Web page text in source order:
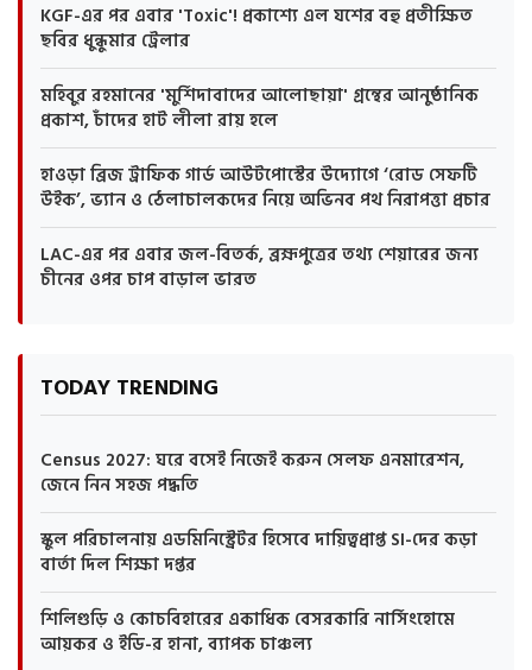
KGF-এর পর এবার 'Toxic'! প্রকাশ্যে এল যশের বহু প্রতীক্ষিত
ছবির ধুন্ধুমার ট্রেলার
মহিবুর রহমানের 'মুর্শিদাবাদের আলোছায়া' গ্রন্থের আনুষ্ঠানিক
প্রকাশ, চাঁদের হাট লীলা রায় হলে
হাওড়া ব্রিজ ট্রাফিক গার্ড আউটপোস্টের উদ্যোগে ‘রোড সেফটি
উইক’, ভ্যান ও ঠেলাচালকদের নিয়ে অভিনব পথ নিরাপত্তা প্রচার
LAC-এর পর এবার জল-বিতর্ক, ব্রহ্মপুত্রের তথ্য শেয়ারের জন্য
চীনের ওপর চাপ বাড়াল ভারত
TODAY TRENDING
Census 2027: ঘরে বসেই নিজেই করুন সেলফ এনমারেশন,
জেনে নিন সহজ পদ্ধতি
স্কুল পরিচালনায় এডমিনিস্ট্রেটর হিসেবে দায়িত্বপ্রাপ্ত SI-দের কড়া
বার্তা দিল শিক্ষা দপ্তর
শিলিগুড়ি ও কোচবিহারের একাধিক বেসরকারি নার্সিংহোমে
আয়কর ও ইডি-র হানা, ব্যাপক চাঞ্চল্য